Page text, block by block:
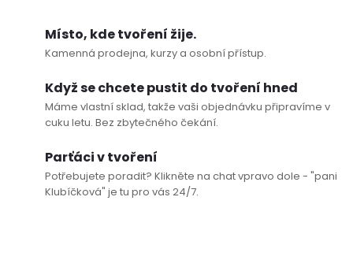
Místo, kde tvoření žije.
Kamenná prodejna, kurzy a osobní přístup.
Když se chcete pustit do tvoření hned
Máme vlastní sklad, takže vaši objednávku připravíme v
cuku letu. Bez zbytečného čekání.
Parťáci v tvoření
Potřebujete poradit? Klikněte na chat vpravo dole - "pani
Klubíčková" je tu pro vás 24/7.
Poslat